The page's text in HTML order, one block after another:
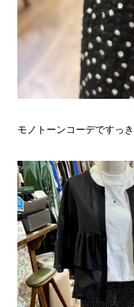
モノトーンコーデですっ